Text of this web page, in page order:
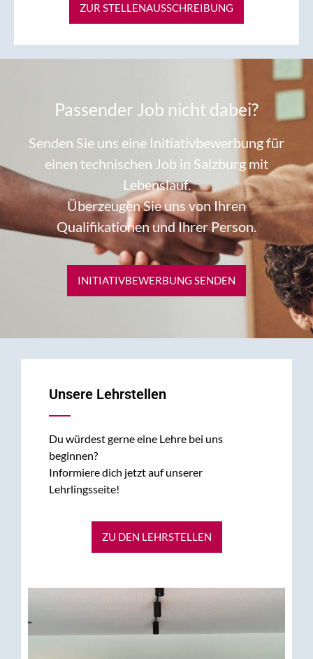
ZUR STELLENAUSSCHREIBUNG
Passender Job nicht dabei?
Senden Sie uns eine Initiativbewerbung für
einen technischen Job in Salzburg mit
Lebenslauf.
Überzeugen Sie uns von Ihren
Qualifikationen und Ihrer Person.
INITIATIVBEWERBUNG SENDEN
Unsere Lehrstellen
Du würdest gerne eine Lehre bei uns
beginnen?
Informiere dich jetzt auf unserer
Lehrlingsseite!
ZU DEN LEHRSTELLEN